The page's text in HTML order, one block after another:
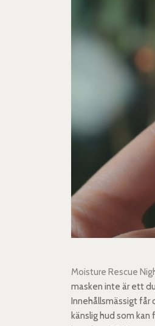
Moisture Rescue
masken inte är ett
Innehållsmässigt får
känslig hud som kan